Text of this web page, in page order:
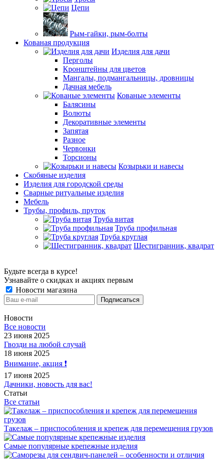
Цепи
Рым-гайки, рым-болты
Кованая продукция
Изделия для дачи
Перголы
Кронштейны для цветов
Мангалы, подмангальницы, дровницы
Дачная мебель
Кованые элементы
Балясины
Волюты
Декоративные элементы
Запятая
Разное
Червонки
Торсионы
Козырьки и навесы
Скобяные изделия
Изделия для городской среды
Сварные ритуальные изделия
Мебель
Трубы, профиль, пруток
Труба витая
Труба профильная
Труба круглая
Шестигранник, квадрат
Будьте всегда в курсе!
Узнавайте о скидках и акциях первым
Новости магазина
Новости
Все новости
23 июня 2025
Гвозди на любой случай
18 июня 2025
Внимание, акция ❗️
17 июня 2025
Дачники, новость для вас!
Статьи
Все статьи
Такелаж – приспособления и крепеж для перемещения грузов
Самые популярные крепежные изделия